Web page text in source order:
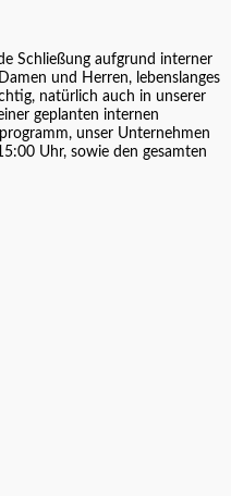
Schließung aufgrund interner
und Herren, lebenslanges
natürlich auch in unserer
geplanten internen
unser Unternehmen
Uhr, sowie den gesamten